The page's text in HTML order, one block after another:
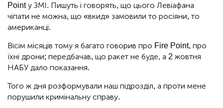
Point у ЗМІ. Пишуть і говорять, що цього Левіафана
чіпати не можна, що «вкид» замовили то росіяни, то
американці.
Вісім місяців тому я багато говорив про Fire Point, про
їхні дрони; передбачав, що ракет не буде, а 2 жовтня
НАБУ дало показання.
Того ж дня розформували наш підрозділ, а проти мене
порушили кримінальну справу.